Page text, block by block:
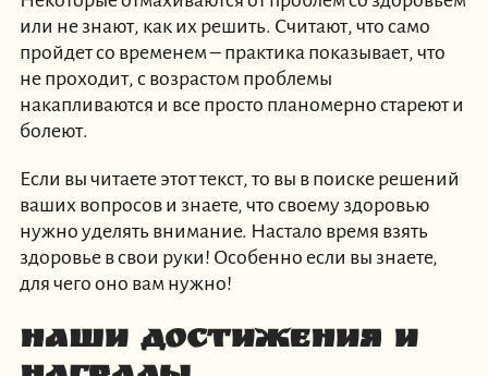
или не знают, как их решить. Считают, что само
пройдет со временем – практика показывает, что
не проходит, с возрастом проблемы
накапливаются и все просто планомерно стареют и
болеют.
Если вы читаете этот текст, то вы в поиске решений
ваших вопросов и знаете, что своему здоровью
нужно уделять внимание. Настало время взять
здоровье в свои руки! Особенно если вы знаете,
для чего оно вам нужно!
Наши достижения и